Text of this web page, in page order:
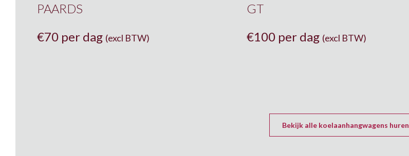
PAARDS
€70 per dag (excl BTW)
GT
€100 per dag (excl BTW)
Bekijk alle koelaanhangwagens huren